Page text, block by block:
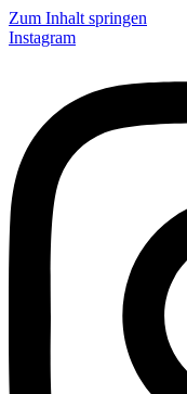
Zum Inhalt springen
Instagram